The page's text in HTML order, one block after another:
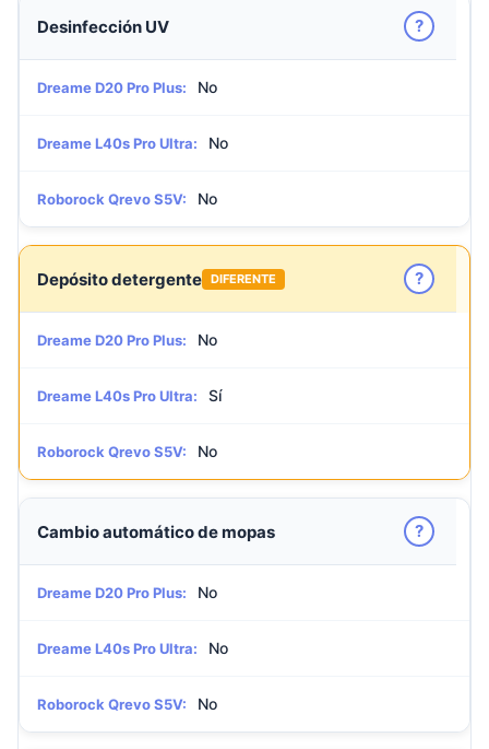
Desinfección UV ?
Dreame D20 Pro Plus: No
Dreame L40s Pro Ultra: No
Roborock Qrevo S5V: No
Depósito detergente DIFERENTE ?
Dreame D20 Pro Plus: No
Dreame L40s Pro Ultra: Sí
Roborock Qrevo S5V: No
Cambio automático de mopas ?
Dreame D20 Pro Plus: No
Dreame L40s Pro Ultra: No
Roborock Qrevo S5V: No